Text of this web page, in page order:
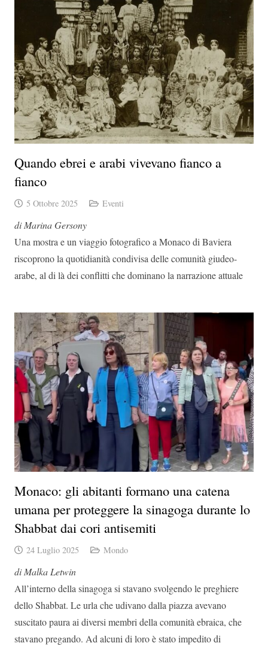
Quando ebrei e arabi vivevano fianco a
fianco
5 Ottobre 2025 Eventi
di Marina Gersony
Una mostra e un viaggio fotografico a Monaco di Baviera
riscoprono la quotidianità condivisa delle comunità giudeo-
arabe, al di là dei conflitti che dominano la narrazione attuale
Monaco: gli abitanti formano una catena
umana per proteggere la sinagoga durante lo
Shabbat dai cori antisemiti
24 Luglio 2025 Mondo
di Malka Letwin
All’interno della sinagoga si stavano svolgendo le preghiere
dello Shabbat. Le urla che udivano dalla piazza avevano
suscitato paura ai diversi membri della comunità ebraica, che
stavano pregando. Ad alcuni di loro è stato impedito di